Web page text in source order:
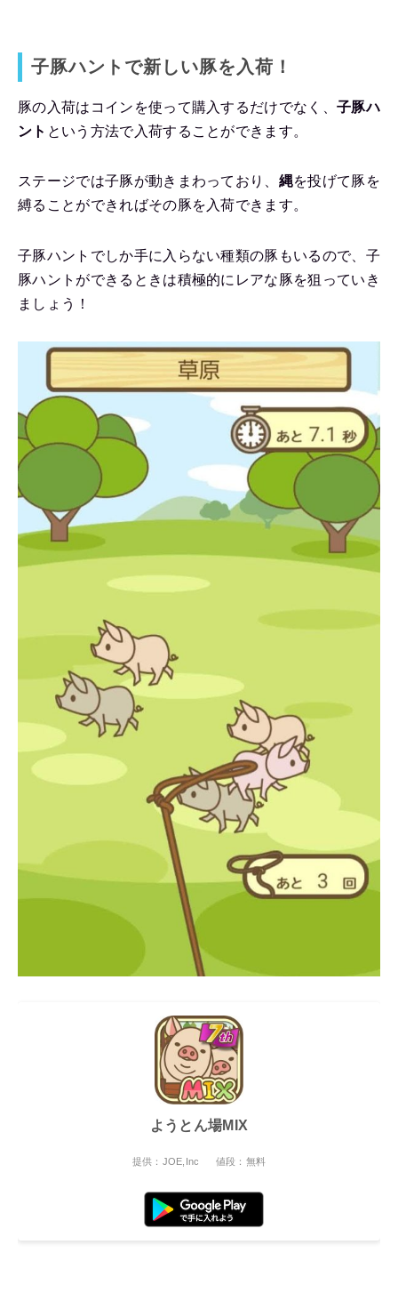
子豚ハントで新しい豚を入荷！
豚の入荷はコインを使って購入するだけでなく、子豚ハ
ント という方法で入荷することができます。
ステージでは子豚が動きまわっており、 縄を投げて豚を
縛ることができればその豚を入荷できます。
子豚ハントでしか手に入らない種類の豚もいるので、子
豚ハントができるときは積極的にレアな豚を狙っていき
ましょう！
ようとん場MIX
提供：JOE,Inc 値段：無料